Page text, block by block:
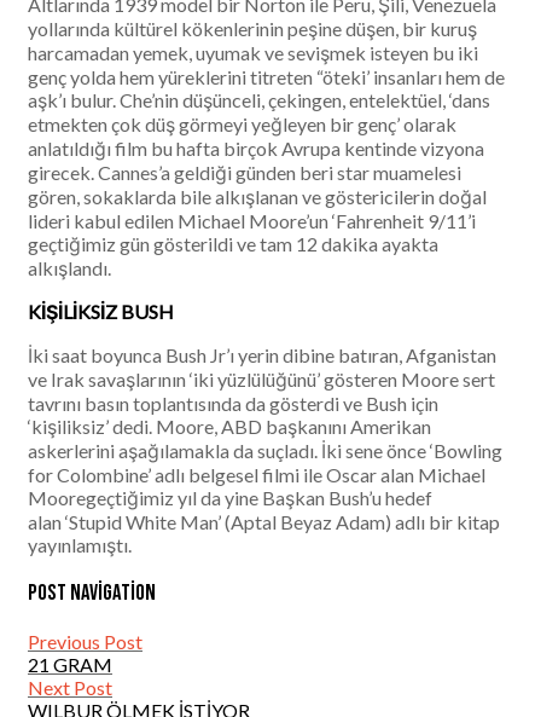
yollarında kültürel kökenlerinin peşine düşen, bir kuruş
harcamadan yemek, uyumak ve sevişmek isteyen bu iki
genç yolda hem yüreklerini titreten “öteki’ insanları hem de
aşk’ı bulur. Che’nin düşünceli, çekingen, entelektüel, ‘dans
etmekten çok düş görmeyi yeğleyen bir genç’ olarak
anlatıldığı film bu hafta birçok Avrupa kentinde vizyona
girecek. Cannes’a geldiği günden beri star muamelesi
gören, sokaklarda bile alkışlanan ve göstericilerin doğal
lideri kabul edilen Michael Moore’un ‘Fahrenheit 9/11’i
geçtiğimiz gün gösterildi ve tam 12 dakika ayakta
alkışlandı.
KİŞİLİKSİZ BUSH
İki saat boyunca Bush Jr’ı yerin dibine batıran, Afganistan
ve Irak savaşlarının ‘iki yüzlülüğünü’ gösteren Moore sert
tavrını basın toplantısında da gösterdi ve Bush için
‘kişiliksiz’ dedi. Moore, ABD başkanını Amerikan
askerlerini aşağılamakla da suçladı. İki sene önce ‘Bowling
for Colombine’ adlı belgesel filmi ile Oscar alan Michael
Mooregeçtiğimiz yıl da yine Başkan Bush’u hedef
alan ‘Stupid White Man’ (Aptal Beyaz Adam) adlı bir kitap
yayınlamıştı.
Post navigation
Previous Post
21 GRAM
Next Post
WILBUR ÖLMEK İSTİYOR